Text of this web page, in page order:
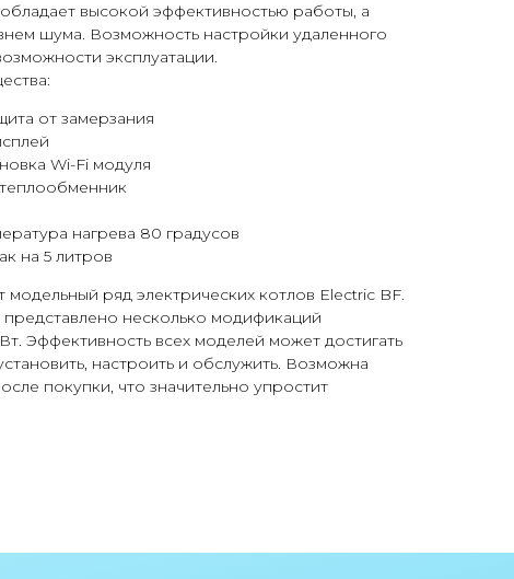
высокой эффективностью работы, а
шума. Возможность настройки удаленного
эксплуатации.
от замерзания
Wi-Fi модуля
нагрева 80 градусов
на 5 литров
модельный ряд электрических котлов Electric BF.
несколько модификаций
Эффективность всех моделей может достигать
настроить и обслужить. Возможна
покупки, что значительно упростит